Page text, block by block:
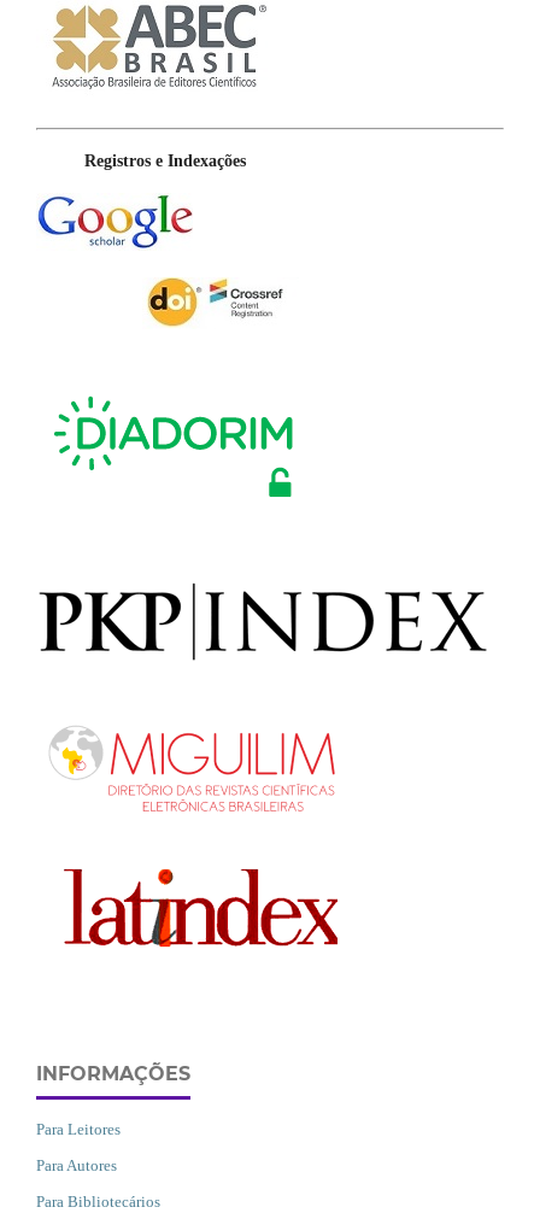
Registros e Indexações
INFORMAÇÕES
Para Leitores
Para Autores
Para Bibliotecários